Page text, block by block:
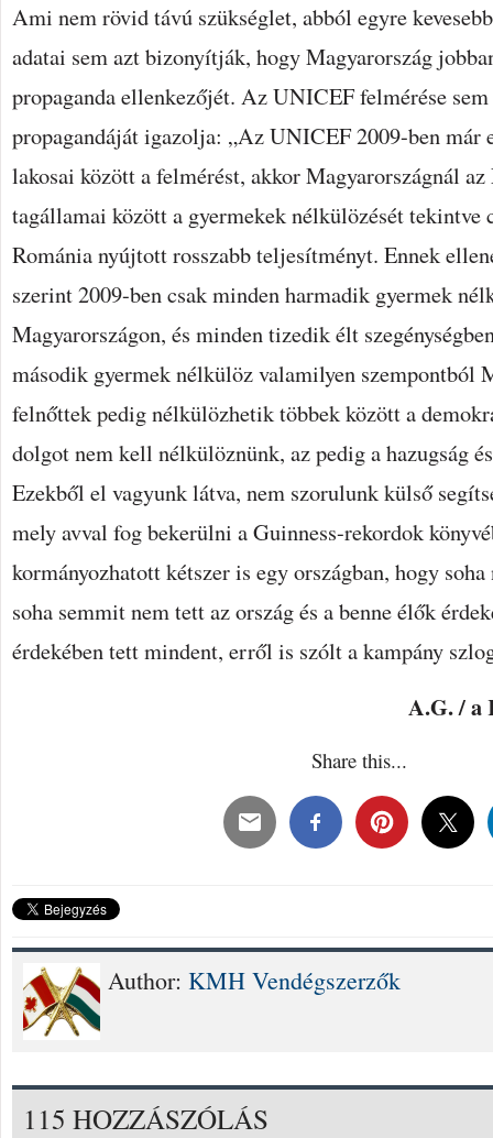
Ami nem rövid távú szükséglet, abból egyre
adatai sem azt bizonyítják, hogy Magyarország
propaganda ellenkezőjét. Az UNICEF felmérése sem
propagandáját igazolja: „Az UNICEF 2009-ben már
lakosai között a felmérést, akkor Magyarországnál
tagállamai között a gyermekek nélkülözését tekintve
Románia nyújtott rosszabb teljesítményt. Ennek
szerint 2009-ben csak minden harmadik gyermek
Magyarországon, és minden tizedik élt
második gyermek nélkülöz valamilyen szempontból
felnőttek pedig nélkülözhetik többek között a
dolgot nem kell nélkülöznünk, az pedig a hazugság
Ezekből el vagyunk látva, nem szorulunk külső
mely avval fog bekerülni a Guinness-rekordok
kormányozhatott kétszer is egy országban, hogy
soha semmit nem tett az ország és a benne élők
érdekében tett mindent, erről is szólt a kampány
A.G. / a
Share this...
Author: KMH Vendégszerzők
115 HOZZÁSZÓLÁS